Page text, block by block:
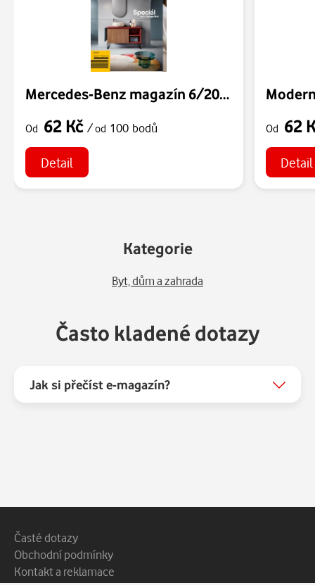
Mercedes-Benz magazín 6/2026
Od 62 Kč /od 100 bodů
Detail
Od 62
Detail
Kategorie
Byt, dům a zahrada
Často kladené dotazy
Jak si přečíst e-magazín?
Patička webu
Vedlejší navigace
Časté dotazy
Obchodní podmínky
Kontakt a reklamace